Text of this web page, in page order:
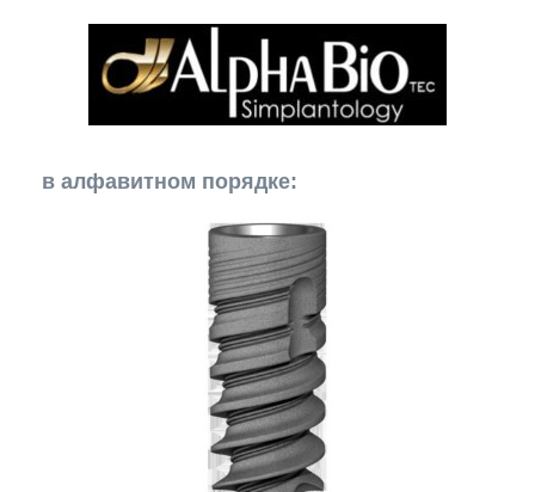
в алфавитном порядке: